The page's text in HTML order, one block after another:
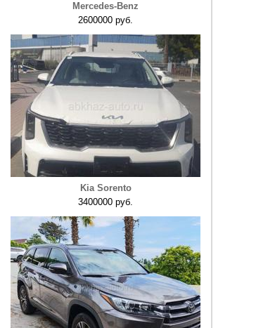
Mercedes-Benz
2600000 руб.
Kia Sorento
3400000 руб.